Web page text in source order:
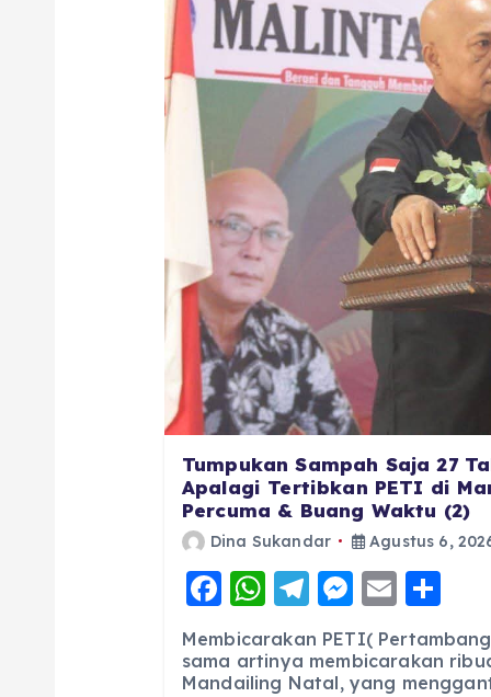
Tumpukan Sampah Saja 27
Apalagi Tertibkan PETI di
Percuma & Buang Waktu (2)
Dina Sukandar Agustus 6,
F
a
c
W
h
a
T
el
e
M
e
ss
E
m
ai
h
a
Membicarakan PETI(
sama artinya membicarakan
Mandailing Natal, yang